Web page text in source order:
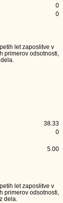
0
0
let zaposlitve v
primerov odsotnosti,
38.33
0
5.00
let zaposlitve v
primerov odsotnosti,
dela.